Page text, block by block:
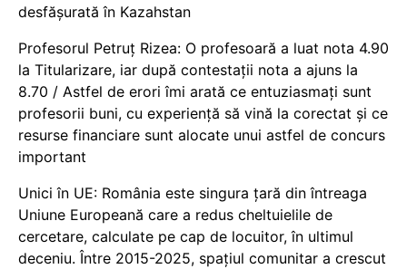
desfășurată în Kazahstan
Profesorul Petruț Rizea: O profesoară a luat nota 4.90
la Titularizare, iar după contestații nota a ajuns la
8.70 / Astfel de erori îmi arată ce entuziasmați sunt
profesorii buni, cu experiență să vină la corectat și ce
resurse financiare sunt alocate unui astfel de concurs
important
Unici în UE: România este singura țară din întreaga
Uniune Europeană care a redus cheltuielile de
cercetare, calculate pe cap de locuitor, în ultimul
deceniu. Între 2015-2025, spațiul comunitar a crescut